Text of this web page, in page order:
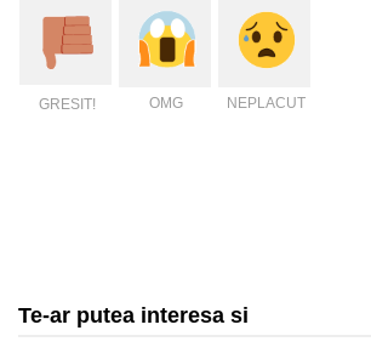
GRESIT! OMG NEPLACUT
Te-ar putea interesa si